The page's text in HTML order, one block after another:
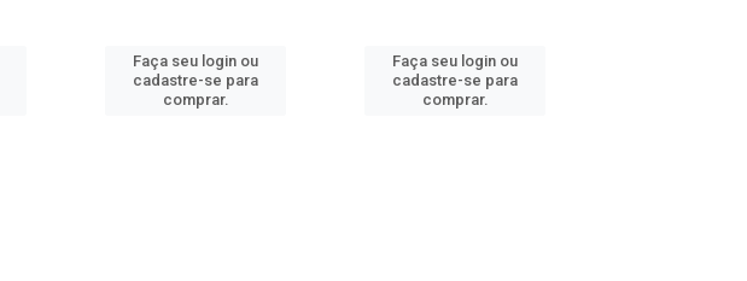
Faça seu login ou
cadastre-se para
comprar.
Faça seu login ou
cadastre-se para
comprar.